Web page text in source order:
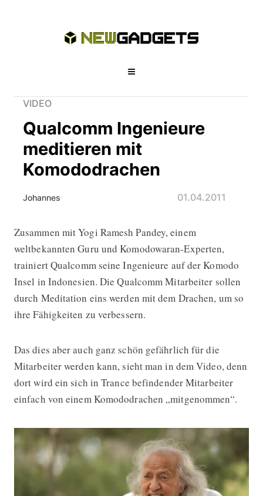
VIDEO
Qualcomm Ingenieure
meditieren mit
Komododrachen
Johannes 01.04.2011
Qualcomm Ingenieure meditieren
Zusammen mit Yogi Ramesh Pandey, einem
weltbekannten Guru und Komodowaran-Experten,
trainiert Qualcomm seine Ingenieure auf der Komodo
Insel in Indonesien. Die Qualcomm Mitarbeiter sollen
durch Meditation eins werden mit dem Drachen, um so
ihre Fähigkeiten zu verbessern.
Das dies aber auch ganz schön gefährlich für die
Mitarbeiter werden kann, sieht man in dem Video, denn
dort wird ein sich in Trance befindender Mitarbeiter
einfach von einem Komododrachen „mitgenommen“.